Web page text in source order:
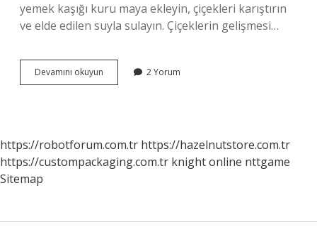
yemek kaşığı kuru maya ekleyin, çiçekleri karıştırın
ve elde edilen suyla sulayın. Çiçeklerin gelişmesi…
Devamını okuyun
Çiçeklenmesi
2 Yorum
https://robotforum.com.tr https://hazelnutstore.com.tr
https://custompackaging.com.tr knight online nttgame
Sitemap